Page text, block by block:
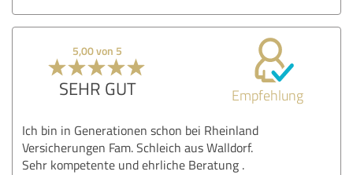
5,00 von 5
SEHR GUT Empfehlung
Ich bin in Generationen schon bei Rheinland
Versicherungen Fam. Schleich aus Walldorf.
Sehr kompetente und ehrliche Beratung .